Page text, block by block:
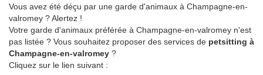
Vous avez été déçu par une garde d'animaux à Champagne-en-
valromey ? Alertez !
Votre garde d'animaux préférée à Champagne-en-valromey n'est
pas listée ? Vous souhaitez proposer des services de petsitting à
Champagne-en-valromey ?
Cliquez sur le lien suivant :